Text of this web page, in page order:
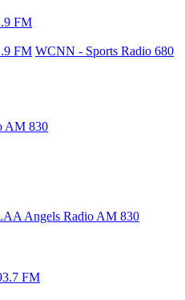
FM
FM WCNN - Sports Radio 680
AM 830
Angels Radio AM 830
FM